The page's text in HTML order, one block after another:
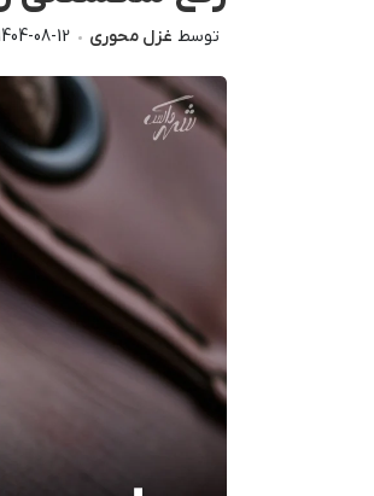
توسط غزل محوری 08-12